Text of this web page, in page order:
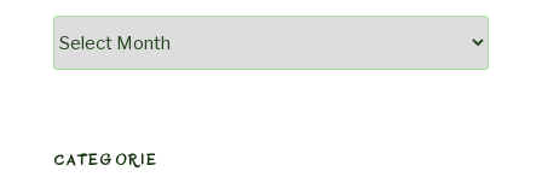
Archivio
CATEGORIE